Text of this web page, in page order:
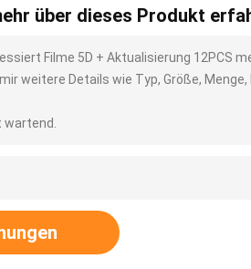
über dieses Produkt
Filme 5D + Aktualisierung 12PCS
weitere Details wie Typ, Größe,